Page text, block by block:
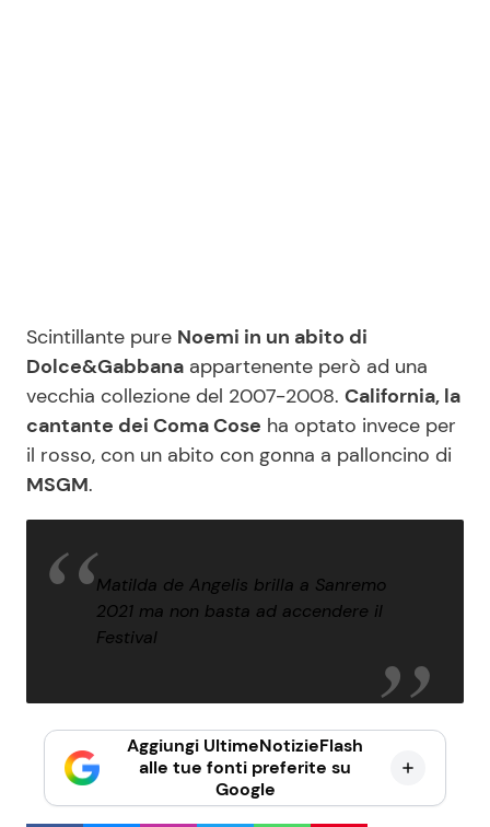
Scintillante pure Noemi in un abito di
Dolce&Gabbana appartenente però ad una
vecchia collezione del 2007-2008. California, la
cantante dei Coma Cose ha optato invece per
il rosso, con un abito con gonna a palloncino di
MSGM.
Matilda de Angelis brilla a Sanremo
2021 ma non basta ad accendere il
Festival
Aggiungi UltimeNotizieFlash
alle tue fonti preferite su
Google